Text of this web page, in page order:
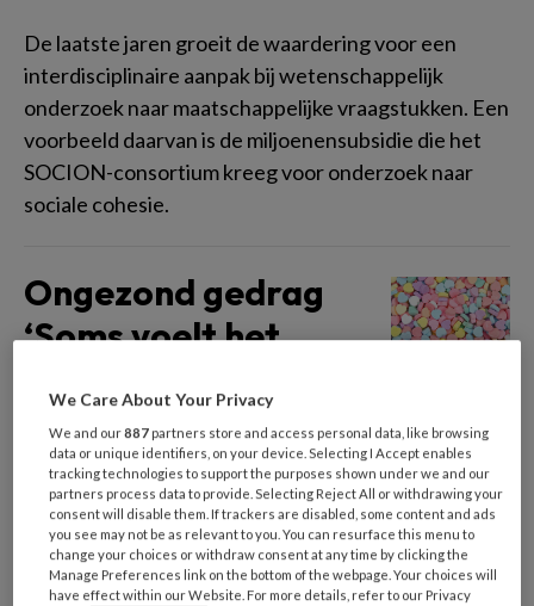
De laatste jaren groeit de waardering voor een
interdisciplinaire aanpak bij wetenschappelijk
onderzoek naar maatschappelijke vraagstukken. Een
voorbeeld daarvan is de miljoenensubsidie die het
SOCION-consortium kreeg voor onderzoek naar
sociale cohesie.
Ongezond gedrag
‘Soms voelt het
voor niks zijn’
Binnen een open zorgsetting voor mensen met een
verstandelijke beperking en autisme ontstaat een
spanningsveld tussen autonomie en gezondheid.
We Care About Your Privacy
We and our887 partners store and access personal data, like browsing
data or unique identifiers, on your device. Selecting I Accept enables
tracking technologies to support the purposes shown under we and our
partners process data to provide. Selecting Reject All or withdrawing your
consent will disable them. If trackers are disabled, some content and ads
you see may not be as relevant to you. You can resurface this menu to
change your choices or withdraw consent at any time by clicking the
Manage Preferences link on the bottom of the webpage. Your choices will
have effect within our Website. For more details, refer to our Privacy